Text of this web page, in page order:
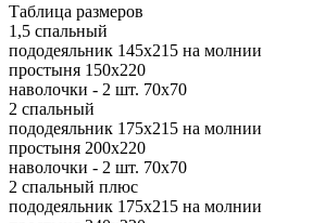
Таблица размеров
1,5 спальный
пододеяльник 145х215 на молнии
простыня 150х220
наволочки - 2 шт. 70х70
2 спальный
пододеяльник 175х215 на молнии
простыня 200х220
наволочки - 2 шт. 70х70
2 спальный плюс
пододеяльник 175х215 на молнии